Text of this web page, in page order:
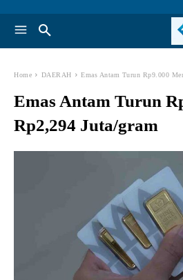
Home DAERAH Emas Antam Turun Rp9.000
Emas Antam Turun
Rp2,294 Juta/gram